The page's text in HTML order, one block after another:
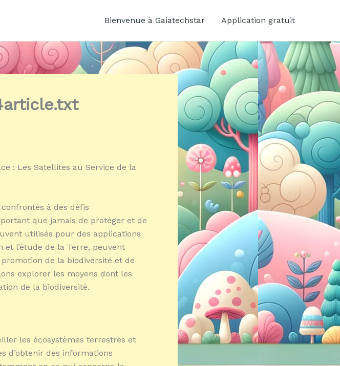
Bienvenue à Gaiatechstar Application gratuit
: Les Satellites au Service de la
à des défis
que jamais de protéger et de
utilisés pour des applications
l’étude de la Terre, peuvent
de la biodiversité et de
explorer les moyens dont les
de la biodiversité.
les écosystèmes terrestres et
d’obtenir des informations